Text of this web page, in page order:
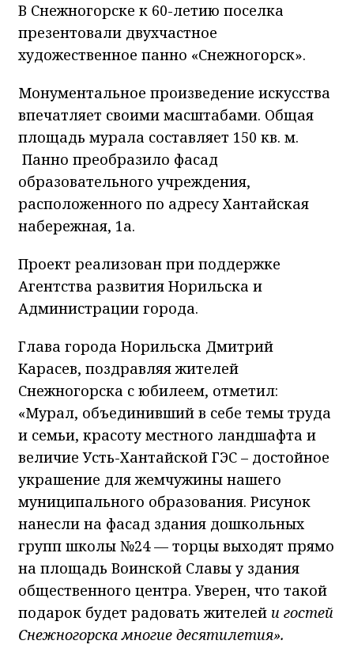
В Снежногорске к 60-летию поселка
презентовали двухчастное
художественное панно «Снежногорск».
Монументальное произведение искусства
впечатляет своими масштабами. Общая
площадь мурала составляет 150 кв. м.
Панно преобразило фасад
образовательного учреждения,
расположенного по адресу Хантайская
набережная, 1а.
Проект реализован при поддержке
Агентства развития Норильска и
Администрации города.
Глава города Норильска Дмитрий
Карасев, поздравляя жителей
Снежногорска с юбилеем, отметил:
«Мурал, объединивший в себе темы труда
и семьи, красоту местного ландшафта и
величие Усть-Хантайской ГЭС – достойное
украшение для жемчужины нашего
муниципального образования. Рисунок
нанесли на фасад здания дошкольных
групп школы №24 — торцы выходят прямо
на площадь Воинской Славы у здания
общественного центра. Уверен, что такой
подарок будет радовать жителей и гостей
Снежногорска многие десятилетия».